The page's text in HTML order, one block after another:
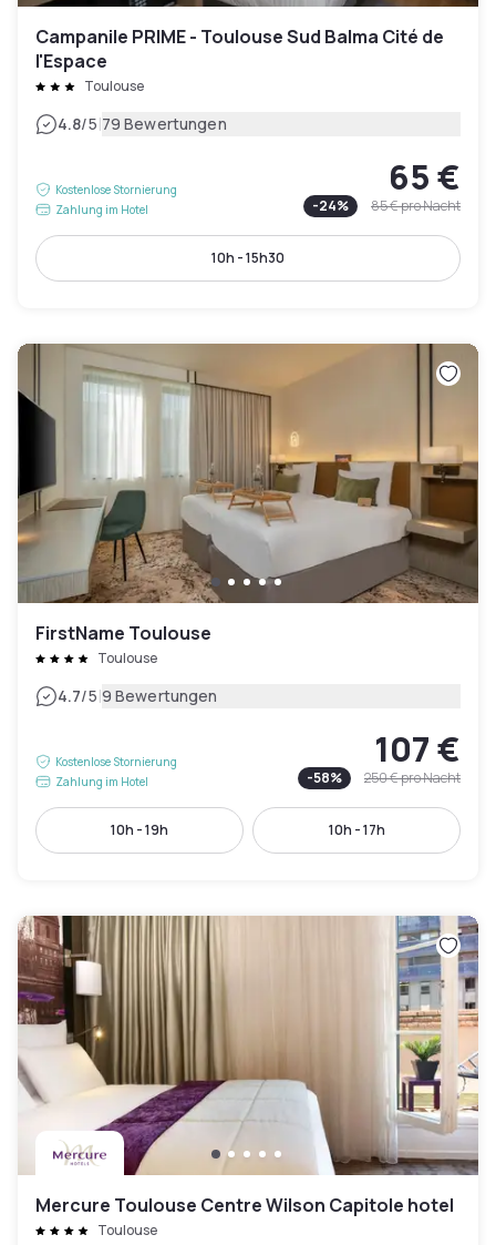
Campanile PRIME - Toulouse Sud Balma Cité de
l'Espace
Toulouse
4.8/5|79 Bewertungen
Kostenlose Stornierung
Zahlung im Hotel
65 €
-24% 85 €pro Nacht
10h - 15h30
FirstName Toulouse
Toulouse
4.7/5|9 Bewertungen
Kostenlose Stornierung
Zahlung im Hotel
107 €
-58% 250 €pro Nacht
10h - 19h 10h - 17h
Mercure Toulouse Centre Wilson Capitole hotel
Toulouse